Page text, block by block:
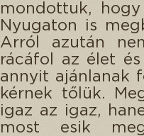
mondottuk,
Nyugaton is
Arról azután
rácáfol az élet
annyit ajánlanak
kérnek tőlük.
igaz az igaz,
most esik